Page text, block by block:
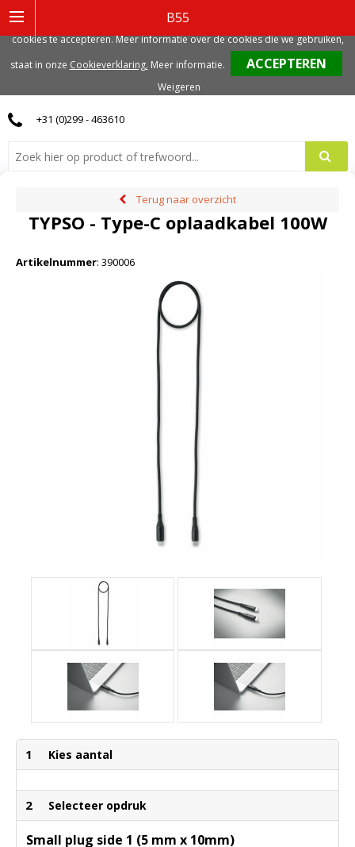
B55
0
+31 (0)299 - 463610
Terug naar overzicht
TYPSO - Type-C oplaadkabel 100W
Artikelnummer: 390006
1 Kies aantal
2 Selecteer opdruk
Small plug side 1 (5 mm x 10mm)
gerelateerde cookies. Voor de beste gebruikerservaring, adviseren we deze
cookies te accepteren. Meer informatie over de cookies die we gebruiken,
staat in onze Cookieverklaring. Meer informatie.
Weigeren